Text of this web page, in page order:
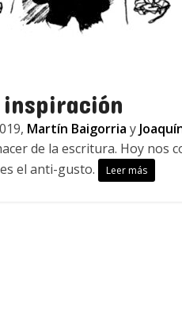
Martín Baigorria y
de la escritura. Hoy nos
el anti-gusto.
Leer más